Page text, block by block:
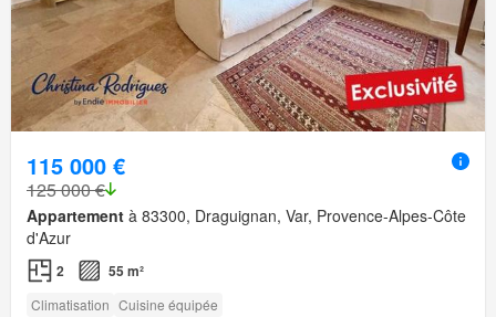
115 000 €
125 000 €
Appartement à 83300, Draguignan, Var, Provence-Alpes-Côte
d'Azur
2 55 m²
Climatisation Cuisine équipée